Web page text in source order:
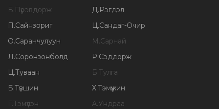
Б.Пүрэвдорж Д.Рэгдэл
П.Сайнзориг Ц.Сандаг-Очир
О.Саранчулуун М.Сарнай
Л.Соронзонболд Р.Сэддорж
Ц.Туваан Б.Тулга
Б.Түвшин Х.Тэмүүжин
Г.Тэмүүлэн А.Ундраа